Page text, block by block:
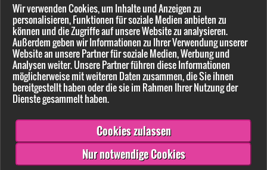
Wir verwenden Cookies, um Inhalte und Anzeigen zu
personalisieren, Funktionen für soziale Medien anbieten zu
können und die Zugriffe auf unsere Website zu analysieren.
Außerdem geben wir Informationen zu Ihrer Verwendung unserer
Website an unsere Partner für soziale Medien, Werbung und
Analysen weiter. Unsere Partner führen diese Informationen
möglicherweise mit weiteren Daten zusammen, die Sie ihnen
bereitgestellt haben oder die sie im Rahmen Ihrer Nutzung der
Dienste gesammelt haben.
Cookies zulassen
Nur notwendige Cookies
10:00 min. 30.03.2026
Zurück Vor